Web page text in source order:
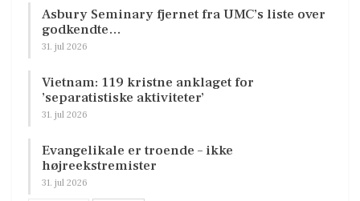
Asbury Seminary fjernet fra UMC’s liste over
godkendte…
31. jul 2026
Vietnam: 119 kristne anklaget for
’separatistiske aktiviteter’
31. jul 2026
Evangelikale er troende – ikke
højreekstremister
31. jul 2026